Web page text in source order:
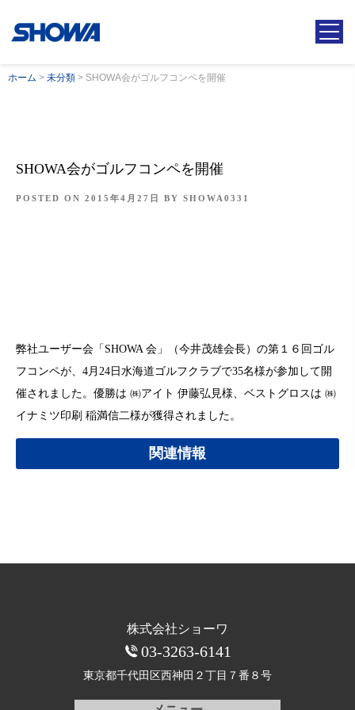
ホーム > 未分類 > SHOWA会がゴルフコンペを開催
SHOWA会がゴルフコンペを開催
POSTED ON 2015年4月27日 BY SHOWA0331
弊社ユーザー会「SHOWA 会」（今井茂雄会長）の第１６回ゴル
フコンペが、4月24日水海道ゴルフクラブで35名様が参加して開
催されました。優勝は ㈱アイト 伊藤弘見様、ベストグロスは ㈱
イナミツ印刷 稲満信二様が獲得されました。
関連情報
株式会社ショーワ
03-3263-6141
東京都千代田区西神田 ２丁目７番８号